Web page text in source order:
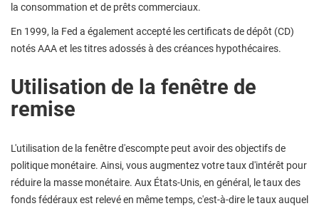
la consommation et de prêts commerciaux.
En 1999, la Fed a également accepté les certificats de dépôt (CD)
notés AAA et les titres adossés à des créances hypothécaires.
Utilisation de la fenêtre de
remise
L'utilisation de la fenêtre d'escompte peut avoir des objectifs de
politique monétaire. Ainsi, vous augmentez votre taux d'intérêt pour
réduire la masse monétaire. Aux États-Unis, en général, le taux des
fonds fédéraux est relevé en même temps, c'est-à-dire le taux auquel